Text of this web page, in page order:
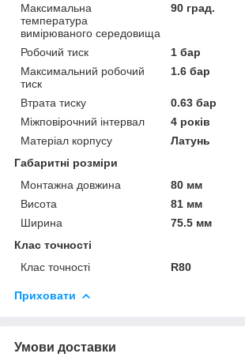
Максимальна
температура
вимірюваного середовища
90 град.
Робочий тиск
1 бар
Максимальний робочий
тиск
1.6 бар
Втрата тиску
0.63 бар
Міжповірочний інтервал
4 років
Матеріал корпусу
Латунь
Габаритні розміри
Монтажна довжина
80 мм
Висота
81 мм
Ширина
75.5 мм
Клас точності
Клас точності
R80
Приховати
Умови доставки